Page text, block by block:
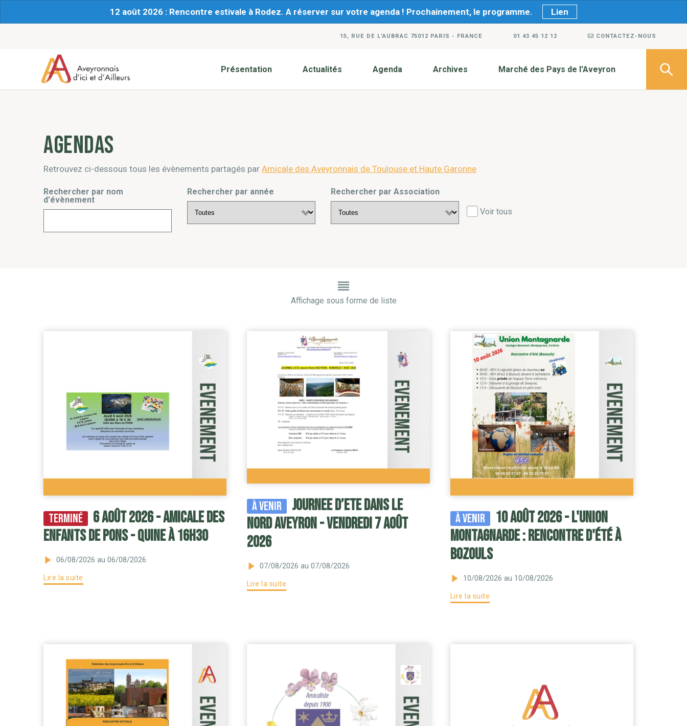
12 août 2026 : Rencontre estivale à Rodez. A réserver sur votre agenda ! Prochainement, le programme. Lien
15, RUE DE L'AUBRAC 75012 PARIS - FRANCE 01 43 45 12 12 CONTACTEZ-NOUS
Présentation Actualités Agenda Archives Marché des Pays de l'Aveyron
Agendas
Retrouvez ci-dessous tous les évènements partagés par Amicale des Aveyronnais de Toulouse et Haute Garonne
Rechercher par nom
d'évènement
Rechercher par année Rechercher par Association
Voir tous
Affichage sous forme de liste
Terminé
6 août 2026 - Amicale des
Enfants de Pons - QUINE à 16h30
06/08/2026 au 06/08/2026
Lire la suite
À venir
JOURNEE d’ETE dans le
Nord AVEYRON - VENDREDI 7 AOÛT
2026
07/08/2026 au 07/08/2026
Lire la suite
À venir
10 août 2026 - l'Union
Montagnarde : rencontre d'été à
Bozouls
10/08/2026 au 10/08/2026
Lire la suite